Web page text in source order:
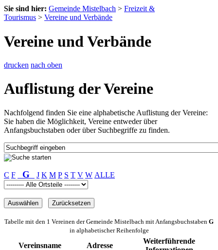
Sie sind hier: Gemeinde Mistelbach > Freizeit &
Tourismus > Vereine und Verbände
Vereine und Verbände
drucken nach oben
Auflistung der Vereine
Nachfolgend finden Sie eine alphabetische Auflistung der Vereine:
Sie haben die Möglichkeit, Vereine entweder über
Anfangsbuchstaben oder über Suchbegriffe zu finden.
C F G J K M P S T V W ALLE
Tabelle mit den 1 Vereinen der Gemeinde Mistelbach mit Anfangsbuchstaben G
in alphabetischer Reihenfolge
Vereinsname Adresse
Weiterführende